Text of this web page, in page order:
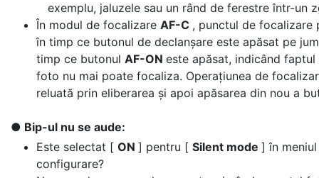
exemplu, jaluzele sau un rând de ferestre într-un
În modul de focalizare AF-C , punctul de focalizare
în timp ce butonul de declanșare este apăsat pe
timp ce butonul AF-ON este apăsat, indicând
foto nu mai poate focaliza. Operațiunea de
reluată prin eliberarea și apoi apăsarea din nou a
Bip-ul nu se aude:
Este selectat [ ON ] pentru [ Silent mode ] în
configurare?